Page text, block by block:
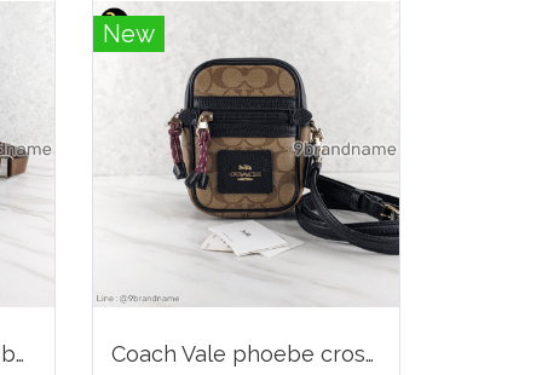
Coach Signature Crossbody Bag Waist Brown
New
Coach Vale phoebe crossbody in signature canvas